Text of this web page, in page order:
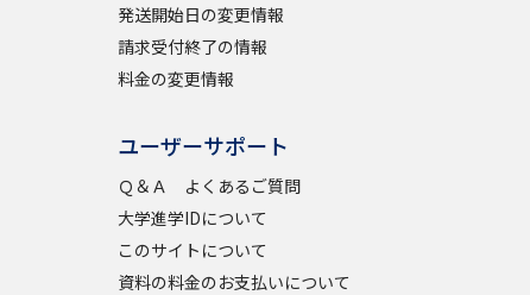
発送開始日の変更情報
請求受付終了の情報
料金の変更情報
ユーザーサポート
Ｑ＆Ａ よくあるご質問
大学進学IDについて
このサイトについて
資料の料金のお支払いについて